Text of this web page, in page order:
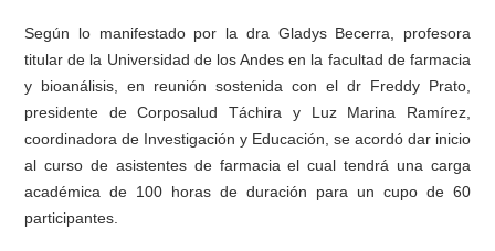
Según lo manifestado por la dra Gladys Becerra, profesora
titular de la Universidad de los Andes en la facultad de farmacia
y bioanálisis, en reunión sostenida con el dr Freddy Prato,
presidente de Corposalud Táchira y Luz Marina Ramírez,
coordinadora de Investigación y Educación, se acordó dar inicio
al curso de asistentes de farmacia el cual tendrá una carga
académica de 100 horas de duración para un cupo de 60
participantes.